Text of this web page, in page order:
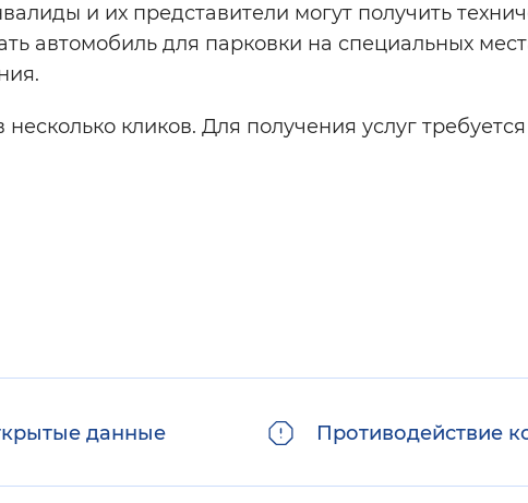
и их представители могут получить
автомобиль для парковки на специальных
кликов. Для получения услуг требуется
данные Противодействие